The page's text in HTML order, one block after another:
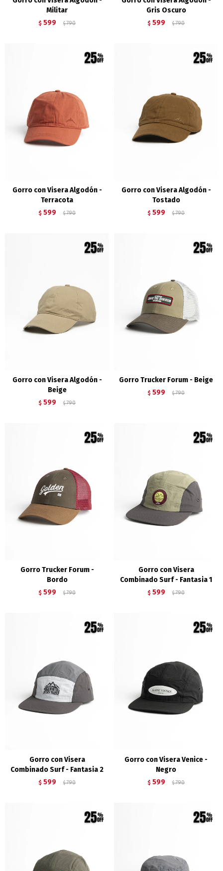
Militar
$ 599 $ 790
Gris Oscuro
$ 599 $ 790
Gorro con Visera Algodón -
Terracota
$ 599 $ 790
Gorro con Visera Algodón -
Tostado
$ 599 $ 790
Gorro con Visera Algodón -
Beige
$ 599 $ 790
Gorro Trucker Forum - Beige
$ 599 $ 790
Gorro Trucker Forum -
Bordo
$ 599 $ 790
Gorro con Visera
Combinado Surf - Fantasia 1
$ 599 $ 790
Gorro con Visera
Combinado Surf - Fantasia 2
$ 599 $ 790
Gorro con Visera Venice -
Negro
$ 599 $ 790